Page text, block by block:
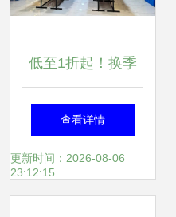
低至1折起！换季
添新衣，来逛逛松
江这家服装工厂店
查看详情
更新时间：2026-08-06
23:12:15